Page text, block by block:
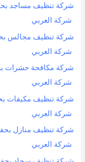
شركة العربي
شركة العربي
شركة العربي
شركة العربي
شركة العربي